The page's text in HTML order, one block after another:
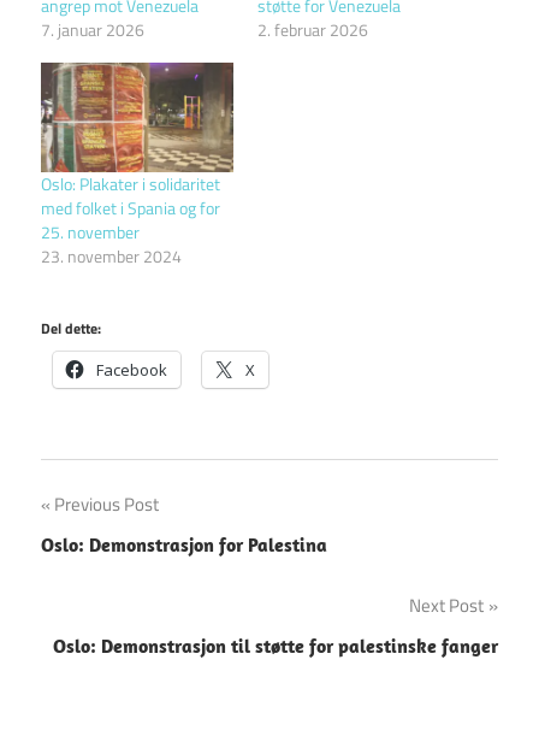
angrep mot Venezuela
7. januar 2026
støtte for Venezuela
2. februar 2026
Oslo: Plakater i solidaritet
med folket i Spania og for
25. november
23. november 2024
Del dette:
Facebook X
Innleggsnavigasjon
Previous Post
Oslo: Demonstrasjon for Palestina
Next Post
Oslo: Demonstrasjon til støtte for palestinske fanger